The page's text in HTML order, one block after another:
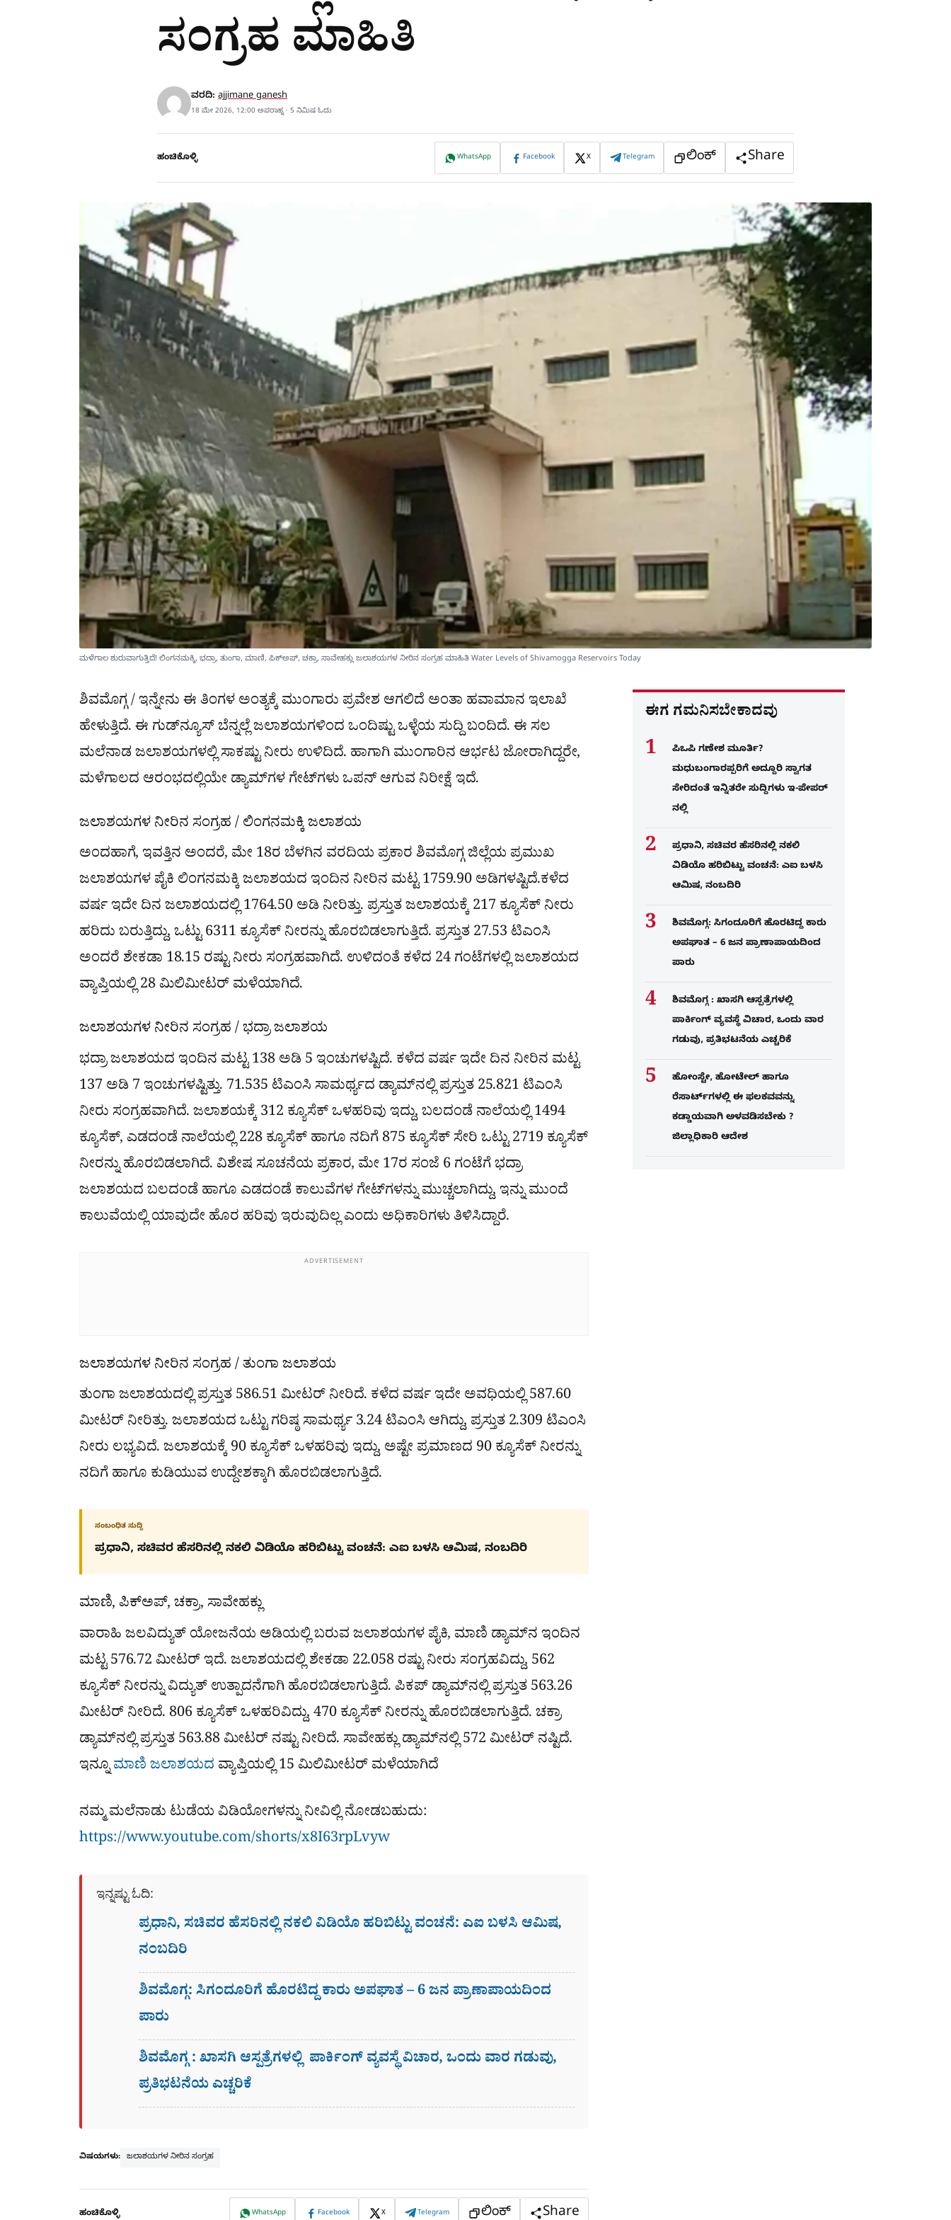
ಸಂಗ್ರಹ ಮಾಹಿತಿ
ವರದಿ: ajjimane ganesh
18 ಮೇ 2026, 12:00 ಅಪರಾಹ್ನ · 5 ನಿಮಿಷ ಓದು
ಹಂಚಿಕೊಳ್ಳಿ WhatsApp Facebook X Telegram ಲಿಂಕ್ Share
ಮಳೆಗಾಲ ಶುರುವಾಗುತ್ತಿದೆ! ಲಿಂಗನಮಕ್ಕಿ, ಭದ್ರಾ, ತುಂಗಾ, ಮಾಣಿ, ಪಿಕ್​ಅಪ್​, ಚಕ್ರಾ, ಸಾವೇಹಕ್ಲು ಜಲಾಶಯಗಳ ನೀರಿನ ಸಂಗ್ರಹ ಮಾಹಿತಿ Water Levels of Shivamogga Reservoirs Today
ಶಿವಮೊಗ್ಗ / ಇನ್ನೇನು ಈ ತಿಂಗಳ ಅಂತ್ಯಕ್ಕೆ ಮುಂಗಾರು ಪ್ರವೇಶ ಆಗಲಿದೆ ಅಂತಾ ಹವಾಮಾನ ಇಲಾಖೆ
ಹೇಳುತ್ತಿದೆ. ಈ ಗುಡ್​ನ್ಯೂಸ್​ ಬೆನ್ನಲ್ಲೆ ಜಲಾಶಯಗಳಿಂದ ಒಂದಿಷ್ಟು ಒಳ್ಳೆಯ ಸುದ್ದಿ ಬಂದಿದೆ. ಈ ಸಲ
ಮಲೆನಾಡ ಜಲಾಶಯಗಳಲ್ಲಿ ಸಾಕಷ್ಟು ನೀರು ಉಳಿದಿದೆ. ಹಾಗಾಗಿ ಮುಂಗಾರಿನ ಆರ್ಭಟ ಜೋರಾಗಿದ್ದರೇ,
ಮಳೆಗಾಲದ ಆರಂಭದಲ್ಲಿಯೇ ಡ್ಯಾಮ್​ಗಳ ಗೇಟ್​ಗಳು ಒಪನ್​ ಆಗುವ ನಿರೀಕ್ಷೆ ಇದೆ.
ಜಲಾಶಯಗಳ ನೀರಿನ ಸಂಗ್ರಹ / ಲಿಂಗನಮಕ್ಕಿ ಜಲಾಶಯ
ಅಂದಹಾಗೆ, ಇವತ್ತಿನ ಅಂದರೆ, ಮೇ 18ರ ಬೆಳಗಿನ ವರದಿಯ ಪ್ರಕಾರ ಶಿವಮೊಗ್ಗ ಜಿಲ್ಲೆಯ ಪ್ರಮುಖ
ಜಲಾಶಯಗಳ ಪೈಕಿ ಲಿಂಗನಮಕ್ಕಿ ಜಲಾಶಯದ ಇಂದಿನ ನೀರಿನ ಮಟ್ಟ 1759.90 ಅಡಿಗಳಷ್ಟಿದೆ.ಕಳೆದ
ವರ್ಷ ಇದೇ ದಿನ ಜಲಾಶಯದಲ್ಲಿ 1764.50 ಅಡಿ ನೀರಿತ್ತು. ಪ್ರಸ್ತುತ ಜಲಾಶಯಕ್ಕೆ 217 ಕ್ಯೂಸೆಕ್ ನೀರು
ಹರಿದು ಬರುತ್ತಿದ್ದು, ಒಟ್ಟು 6311 ಕ್ಯೂಸೆಕ್ ನೀರನ್ನು ಹೊರಬಿಡಲಾಗುತ್ತಿದೆ. ಪ್ರಸ್ತುತ 27.53 ಟಿಎಂಸಿ
ಅಂದರೆ ಶೇಕಡಾ 18.15 ರಷ್ಟು ನೀರು ಸಂಗ್ರಹವಾಗಿದೆ. ಉಳಿದಂತೆ ಕಳೆದ 24 ಗಂಟೆಗಳಲ್ಲಿ ಜಲಾಶಯದ
ವ್ಯಾಪ್ತಿಯಲ್ಲಿ 28 ಮಿಲಿಮೀಟರ್ ಮಳೆಯಾಗಿದೆ.
ಜಲಾಶಯಗಳ ನೀರಿನ ಸಂಗ್ರಹ / ಭದ್ರಾ ಜಲಾಶಯ
ಭದ್ರಾ ಜಲಾಶಯದ ಇಂದಿನ ಮಟ್ಟ 138 ಅಡಿ 5 ಇಂಚುಗಳಷ್ಟಿದೆ. ಕಳೆದ ವರ್ಷ ಇದೇ ದಿನ ನೀರಿನ ಮಟ್ಟ
137 ಅಡಿ 7 ಇಂಚುಗಳಷ್ಟಿತ್ತು. 71.535 ಟಿಎಂಸಿ ಸಾಮರ್ಥ್ಯದ ಡ್ಯಾಮ್‌ನಲ್ಲಿ ಪ್ರಸ್ತುತ 25.821 ಟಿಎಂಸಿ
ನೀರು ಸಂಗ್ರಹವಾಗಿದೆ. ಜಲಾಶಯಕ್ಕೆ 312 ಕ್ಯೂಸೆಕ್ ಒಳಹರಿವು ಇದ್ದು, ಬಲದಂಡೆ ನಾಲೆಯಲ್ಲಿ 1494
ಕ್ಯೂಸೆಕ್, ಎಡದಂಡೆ ನಾಲೆಯಲ್ಲಿ 228 ಕ್ಯೂಸೆಕ್ ಹಾಗೂ ನದಿಗೆ 875 ಕ್ಯೂಸೆಕ್ ಸೇರಿ ಒಟ್ಟು 2719 ಕ್ಯೂಸೆಕ್
ನೀರನ್ನು ಹೊರಬಿಡಲಾಗಿದೆ. ವಿಶೇಷ ಸೂಚನೆಯ ಪ್ರಕಾರ, ಮೇ 17ರ ಸಂಜೆ 6 ಗಂಟೆಗೆ ಭದ್ರಾ
ಜಲಾಶಯದ ಬಲದಂಡೆ ಹಾಗೂ ಎಡದಂಡೆ ಕಾಲುವೆಗಳ ಗೇಟ್‌ಗಳನ್ನು ಮುಚ್ಚಲಾಗಿದ್ದು, ಇನ್ನು ಮುಂದೆ
ಕಾಲುವೆಯಲ್ಲಿ ಯಾವುದೇ ಹೊರ ಹರಿವು ಇರುವುದಿಲ್ಲ ಎಂದು ಅಧಿಕಾರಿಗಳು ತಿಳಿಸಿದ್ದಾರೆ.
ADVERTISEMENT
ಜಲಾಶಯಗಳ ನೀರಿನ ಸಂಗ್ರಹ / ತುಂಗಾ ಜಲಾಶಯ
ತುಂಗಾ ಜಲಾಶಯದಲ್ಲಿ ಪ್ರಸ್ತುತ 586.51 ಮೀಟರ್ ನೀರಿದೆ. ಕಳೆದ ವರ್ಷ ಇದೇ ಅವಧಿಯಲ್ಲಿ 587.60
ಮೀಟರ್ ನೀರಿತ್ತು. ಜಲಾಶಯದ ಒಟ್ಟು ಗರಿಷ್ಠ ಸಾಮರ್ಥ್ಯ 3.24 ಟಿಎಂಸಿ ಆಗಿದ್ದು, ಪ್ರಸ್ತುತ 2.309 ಟಿಎಂಸಿ
ನೀರು ಲಭ್ಯವಿದೆ. ಜಲಾಶಯಕ್ಕೆ 90 ಕ್ಯೂಸೆಕ್ ಒಳಹರಿವು ಇದ್ದು, ಅಷ್ಟೇ ಪ್ರಮಾಣದ 90 ಕ್ಯೂಸೆಕ್ ನೀರನ್ನು
ನದಿಗೆ ಹಾಗೂ ಕುಡಿಯುವ ಉದ್ದೇಶಕ್ಕಾಗಿ ಹೊರಬಿಡಲಾಗುತ್ತಿದೆ.
ಸಂಬಂಧಿತ ಸುದ್ದಿ
ಪ್ರಧಾನಿ, ಸಚಿವರ ಹೆಸರಿನಲ್ಲಿ ನಕಲಿ ವಿಡಿಯೊ ಹರಿಬಿಟ್ಟು ವಂಚನೆ: ಎಐ ಬಳಸಿ ಆಮಿಷ, ನಂಬದಿರಿ
ಮಾಣಿ, ಪಿಕ್​ಅಪ್​, ಚಕ್ರಾ, ಸಾವೇಹಕ್ಲು
ವಾರಾಹಿ ಜಲವಿದ್ಯುತ್ ಯೋಜನೆಯ ಅಡಿಯಲ್ಲಿ ಬರುವ ಜಲಾಶಯಗಳ ಪೈಕಿ, ಮಾಣಿ ಡ್ಯಾಮ್‌ನ ಇಂದಿನ
ಮಟ್ಟ 576.72 ಮೀಟರ್ ಇದೆ. ಜಲಾಶಯದಲ್ಲಿ ಶೇಕಡಾ 22.058 ರಷ್ಟು ನೀರು ಸಂಗ್ರಹವಿದ್ದು, 562
ಕ್ಯೂಸೆಕ್ ನೀರನ್ನು ವಿದ್ಯುತ್ ಉತ್ಪಾದನೆಗಾಗಿ ಹೊರಬಿಡಲಾಗುತ್ತಿದೆ. ಪಿಕಪ್ ಡ್ಯಾಮ್‌ನಲ್ಲಿ ಪ್ರಸ್ತುತ 563.26
ಮೀಟರ್ ನೀರಿದೆ. 806 ಕ್ಯೂಸೆಕ್ ಒಳಹರಿವಿದ್ದು, 470 ಕ್ಯೂಸೆಕ್ ನೀರನ್ನು ಹೊರಬಿಡಲಾಗುತ್ತಿದೆ. ಚಕ್ರಾ
ಡ್ಯಾಮ್‌ನಲ್ಲಿ ಪ್ರಸ್ತುತ 563.88 ಮೀಟರ್ ನಷ್ಟು ನೀರಿದೆ. ಸಾವೇಹಕ್ಲು ಡ್ಯಾಮ್‌ನಲ್ಲಿ 572 ಮೀಟರ್ ನಷ್ಟಿದೆ.
ಇನ್ನೂಮಾಣಿ ಜಲಾಶಯದ ವ್ಯಾಪ್ತಿಯಲ್ಲಿ 15 ಮಿಲಿಮೀಟರ್ ಮಳೆಯಾಗಿದೆ
ನಮ್ಮ ಮಲೆನಾಡು ಟುಡೆಯ ವಿಡಿಯೋಗಳನ್ನು ನೀವಿಲ್ಲಿ ನೋಡಬಹುದು:
https://www.youtube.com/shorts/x8I63rpLvyw
ಇನ್ನಷ್ಟು ಓದಿ:
ಪ್ರಧಾನಿ, ಸಚಿವರ ಹೆಸರಿನಲ್ಲಿ ನಕಲಿ ವಿಡಿಯೊ ಹರಿಬಿಟ್ಟು ವಂಚನೆ: ಎಐ ಬಳಸಿ ಆಮಿಷ,
ನಂಬದಿರಿ
ಶಿವಮೊಗ್ಗ: ಸಿಗಂದೂರಿಗೆ ಹೊರಟಿದ್ದ ಕಾರು ಅಪಘಾತ – 6 ಜನ ಪ್ರಾಣಾಪಾಯದಿಂದ
ಪಾರು
ಶಿವಮೊಗ್ಗ : ಖಾಸಗಿ ಆಸ್ಪತ್ರೆಗಳಲ್ಲಿ ಪಾರ್ಕಿಂಗ್​ ವ್ಯವಸ್ಥೆ ವಿಚಾರ, ಒಂದು ವಾರ ಗಡುವು,
ಪ್ರತಿಭಟನೆಯ ಎಚ್ಚರಿಕೆ
ವಿಷಯಗಳು: ಜಲಾಶಯಗಳ ನೀರಿನ ಸಂಗ್ರಹ
ಹಂಚಿಕೊಳ್ಳಿ WhatsApp Facebook X Telegram ಲಿಂಕ್ Share
ಈಗ ಗಮನಿಸಬೇಕಾದವು
ಪಿಒಪಿ ಗಣೇಶ ಮೂರ್ತಿ?
ಮಧುಬಂಗಾರಪ್ಪರಿಗೆ ಅದ್ದೂರಿ ಸ್ವಾಗತ
ಸೇರಿದಂತೆ ಇನ್ನಿತರೇ ಸುದ್ದಿಗಳು ಇ-ಪೇಪರ್​
ನಲ್ಲಿ
ಪ್ರಧಾನಿ, ಸಚಿವರ ಹೆಸರಿನಲ್ಲಿ ನಕಲಿ
ವಿಡಿಯೊ ಹರಿಬಿಟ್ಟು ವಂಚನೆ: ಎಐ ಬಳಸಿ
ಆಮಿಷ, ನಂಬದಿರಿ
ಶಿವಮೊಗ್ಗ: ಸಿಗಂದೂರಿಗೆ ಹೊರಟಿದ್ದ ಕಾರು
ಅಪಘಾತ – 6 ಜನ ಪ್ರಾಣಾಪಾಯದಿಂದ
ಪಾರು
ಶಿವಮೊಗ್ಗ : ಖಾಸಗಿ ಆಸ್ಪತ್ರೆಗಳಲ್ಲಿ
ಪಾರ್ಕಿಂಗ್​ ವ್ಯವಸ್ಥೆ ವಿಚಾರ, ಒಂದು ವಾರ
ಗಡುವು, ಪ್ರತಿಭಟನೆಯ ಎಚ್ಚರಿಕೆ
ಹೋಂಸ್ಟೇ, ಹೋಟೇಲ್ ಹಾಗೂ
ರೆಸಾರ್ಟ್‌ಗಳಲ್ಲಿ ಈ ಫಲಕವವನ್ನು
ಕಡ್ಡಾಯವಾಗಿ ಅಳವಡಿಸಬೇಕು ?
ಜಿಲ್ಲಾಧಿಕಾರಿ ಆದೇಶ